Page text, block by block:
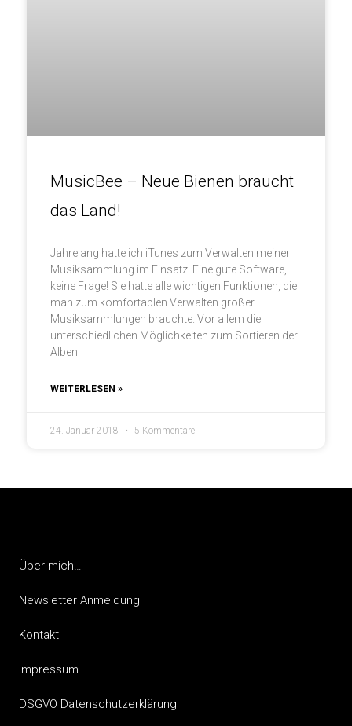
MusicBee – Neue Bienen braucht
das Land!
Jahrelang hatte ich iTunes zum Verwalten meiner
Musiksammlung im Einsatz. Eine gute Software,
keine Frage! Sie hatte alle wichtigen Funktionen, die
man zum komfortablen Verwalten großer
Musiksammlungen brauchte. Vor allem die
unterschiedlichen Möglichkeiten zum Sortieren der
Alben
WEITERLESEN »
24. Januar 2018 5 Kommentare
Über mich…
Newsletter Anmeldung
Kontakt
Impressum
DSGVO Datenschutzerklärung